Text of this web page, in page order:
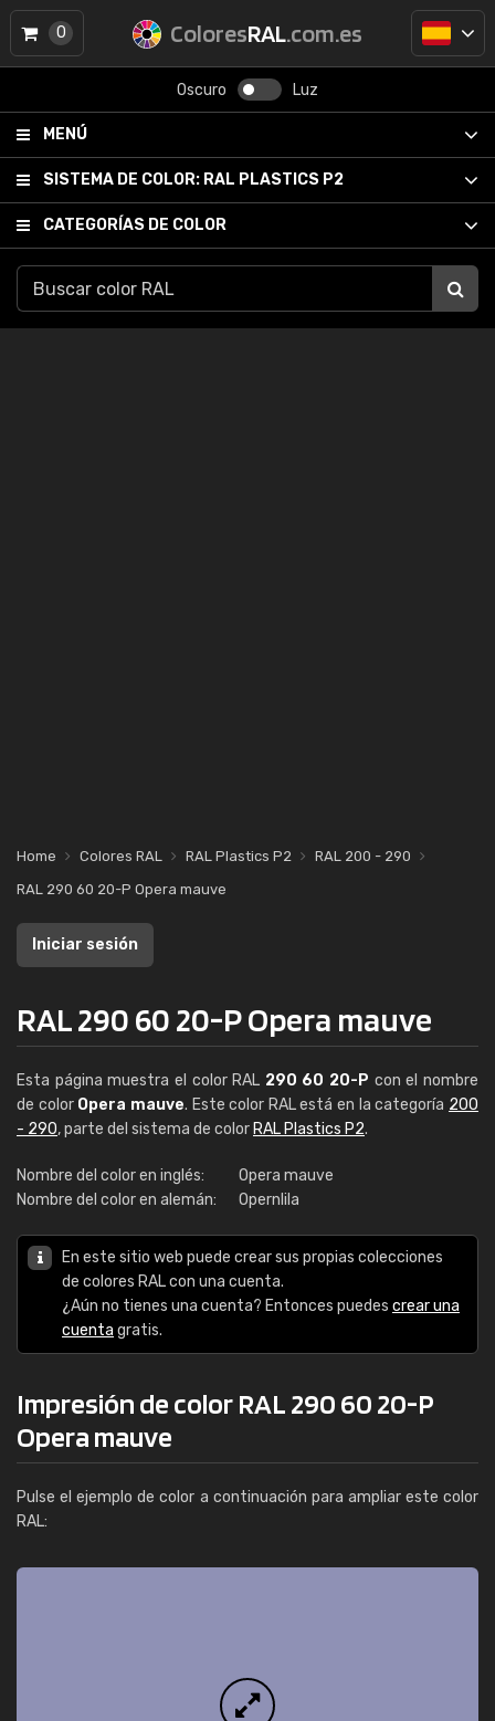
ColoresRAL.com.es
Oscuro Luz
MENÚ
SISTEMA DE COLOR: RAL PLASTICS P2
CATEGORÍAS DE COLOR
0
Home Colores RAL RAL Plastics P2
RAL 200 - 290
RAL 290 60 20-P Opera mauve
Iniciar sesión
RAL 290 60 20-P Opera mauve
Esta página muestra el color RAL 290 60 20-P con el nombre
de color Opera mauve. Este color RAL está en la categoría 200
- 290, parte del sistema de color RAL Plastics P2.
Nombre del color en inglés:
Opera mauve
Nombre del color en alemán:
Opernlila
En este sitio web puede crear sus propias colecciones
de colores RAL con una cuenta.
¿Aún no tienes una cuenta? Entonces puedes crear una
cuenta gratis.
Impresión de color RAL 290 60 20-P
Opera mauve
Pulse el ejemplo de color a continuación para ampliar este color
RAL: